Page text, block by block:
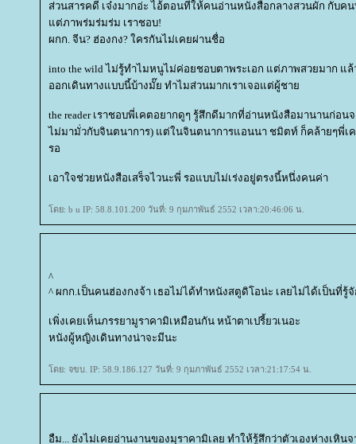
ส่วนสารคดี เจ๋งมากอ่ะ ไอ้ตอนที่ให้คนอ่านหนังสือกลางสวนผัก กับ
ต่ภาพร่มร่มร่ม เราชอบ!
ผกก. จีน? ฮ่องกง? ใครกันไม่เคยผ่านชื่อ
into the wild ไม่รู้ทำไมหนูไม่ค่อยชอบตาพระเอก แต่ภาพสวยมาก แ
ออกเดินทางแบบนี้บ้างมั๊ย ทำไมส่วนมากเราเจอแต่ผู้ชา
the reader เราชอบพี่เคตอยากดูๆ รู้สึกดีมากที่อ่านหนังสือมานานก่อน
ไม่มามั่วกับจินตนาการ) แต่ในจินตนาการแอนนา ชมิตท์ ก็คล้ายๆพี่เ
รอ
เอาใจช่วยหนังสือเสร็จไวนะพี่ รอแบบไม่เร่งอยู่ตรงนี้หนึ่งคนค่า
ดย: b u IP: 58.8.101.200 วันที่: 9 กุมภาพันธ์ 2552 เวลา:20:46:06 น.
^
^ ผกก.เป็นคนฮ่องกงจ้า เธอไม่ได้ทำหนังสตูดิโอน่ะ เลยไม่ได้เป็นที่รู้
เพิ่งเคยเห็นภรรยามูราคามิเหมือนกัน หน้าตาเปรี้ยวเนอะ
หนังผู้หญิงเดินทางน่าจะมีนะ
ดย: จขบ. IP: 58.9.186.127 วันที่: 9 กุมภาพันธ์ 2552 เวลา:21:17:54 น.
อืม... ยังไม่เคยอ่านงานของมุราคามิเลย ทำให้รู้สึกว่าตัวเองห่างเหิน